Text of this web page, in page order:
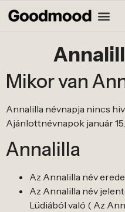
Mikor van
Annalilla névnapja nincs
Ajánlottnévnapok január
Annalilla
Az Annalilla név
Az Annalilla név
Lüdiából való ( Az